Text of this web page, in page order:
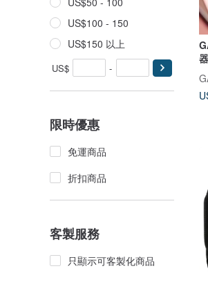
US$100 - 150
US$150 以上
US$ -
限時優惠
免運商品
折扣商品
客製服務
只顯示可客製化商品